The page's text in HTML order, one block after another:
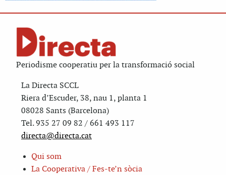
Periodisme cooperatiu per la transformació social
La Directa SCCL
Riera d’Escuder, 38, nau 1, planta 1
08028 Sants (Barcelona)
Tel. 935 27 09 82 / 661 493 117
directa@directa.cat
Qui som
La Cooperativa / Fes-te’n sòcia